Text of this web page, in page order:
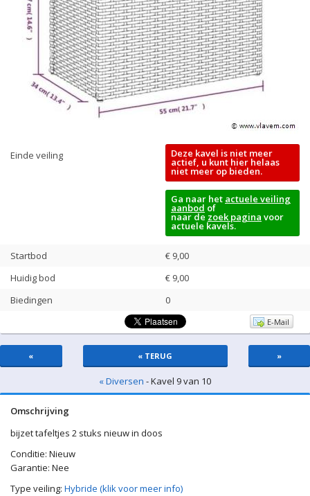
Einde veiling Deze kavel is niet meer
actief, u kunt hier helaas
niet meer op bieden.
Ga naar het actuele veiling
aanbod of
naar de zoek pagina voor
actuele kavels.
Startbod
€ 9,00
Huidig bod
€ 9,00
Biedingen
0
E-Mail
« « TERUG »
« Diversen - Kavel 9 van 10
Omschrijving
bijzet tafeltjes 2 stuks nieuw in doos
Conditie: Nieuw
Garantie: Nee
Type veiling: Hybride (klik voor meer info)